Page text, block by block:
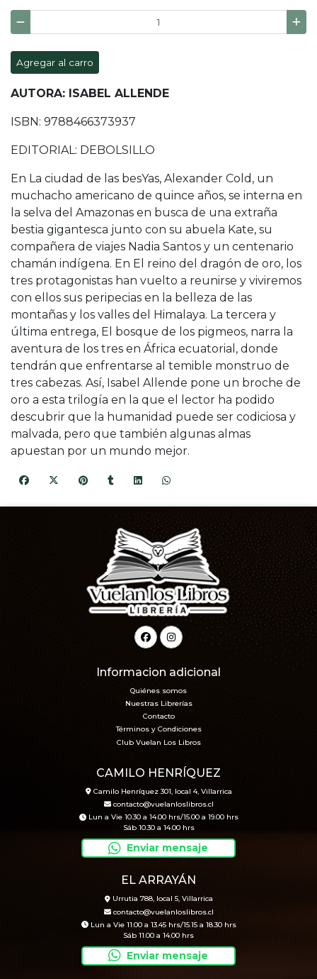
Agregar al carro
AUTORA: ISABEL ALLENDE
ISBN: 9788466373937
EDITORIAL: DEBOLSILLO
En La ciudad de las besYas, Alexander Cold, un
muchacho americano de quince años, se interna en
la selva del Amazonas en busca de una extraña
bestia gigantesca junto con su abuela Kate, su
compañera de viajes Nadia Santos y un centenario
chamán indígena. En El reino del dragón de oro, los
tres protagonistas han vuelto a reunirse y viviremos
con ellos sus peripecias en la belleza de las
montañas y los valles del Himalaya. La tercera y
última entrega, El bosque de los pigmeos, narra la
aventura de los tres en África ecuatorial, donde
tendrán que enfrentarse al temible monstruo de
tres cabezas. Así, Isabel Allende pone un broche de
oro a esta trilogía en la que el lector ha podido
descubrir que la humanidad puede ser codiciosa y
malvada, pero que también algunas almas
apuestan por un mundo mejor.
Informacion adicional
Quiénes somos
Nuestras Librerías
Contacto
Términos y Condiciones
Club Vuelan Los Libros
CAMILO HENRÍQUEZ
Camilo Henríquez 301, local 4, Villarrica
contacto@vuelanloslibros.cl
Lun a Vie 10.30 a 14.00 hrs/15.00 a 19.00 hrs
Sáb 10.30 a 14.00 hrs
Enviar mensaje
EL ARRAYÁN
Urrutia 788, local 5, Villarrica
contacto@vuelanloslibros.cl
Lun a Vie 11.00 a 13.45 hrs/15.15 a 18.30 hrs
Sáb 11.00 a 14.00 hrs
Enviar mensaje